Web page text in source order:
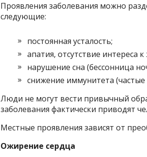
Проявления заболевания можно
следующие:
постоянная усталость;
апатия, отсутствие интереса
нарушение сна (бессонница
снижение иммунитета
Люди не могут вести привычный
заболевания фактически приводят
Местные проявления зависят от
Ожирение сердца